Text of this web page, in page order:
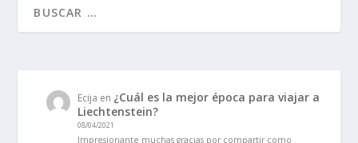
Ecija en ¿Cuál es la mejor época para viajar a
Liechtenstein?
08/04/2021
Impresionante muchas gracias por compartir como